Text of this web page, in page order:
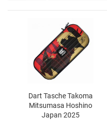
Dart Ta­sche Ta­ko­ma
Mit­su­ma­sa Ho­shi­no
Japan 2025